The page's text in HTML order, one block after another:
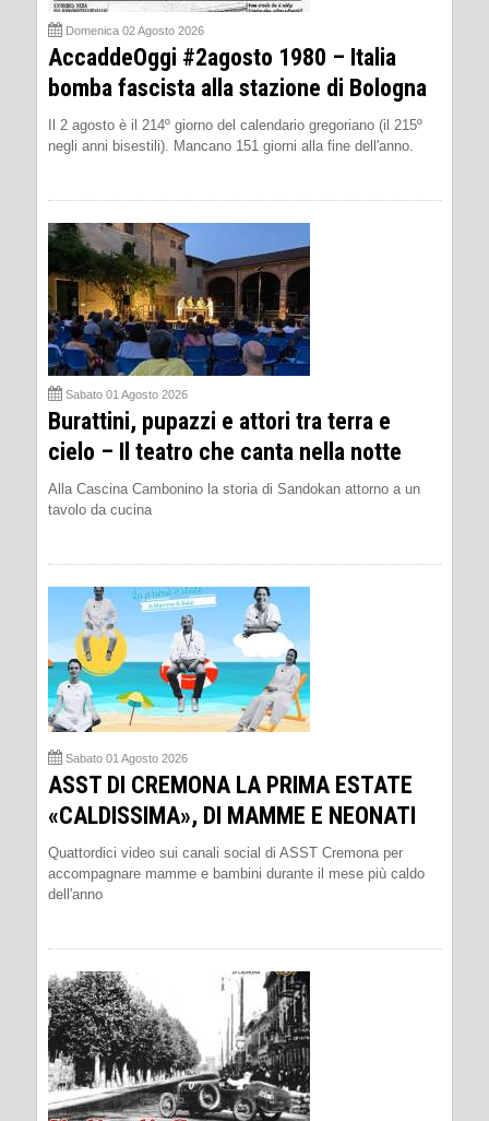
Domenica 02 Agosto 2026
AccaddeOggi #2agosto 1980 – Italia
bomba fascista alla stazione di Bologna
Il 2 agosto è il 214º giorno del calendario gregoriano (il 215º
negli anni bisestili). Mancano 151 giorni alla fine dell'anno.
Sabato 01 Agosto 2026
Burattini, pupazzi e attori tra terra e
cielo – Il teatro che canta nella notte
Alla Cascina Cambonino la storia di Sandokan attorno a un
tavolo da cucina
Sabato 01 Agosto 2026
ASST DI CREMONA LA PRIMA ESTATE
«CALDISSIMA», DI MAMME E NEONATI
Quattordici video sui canali social di ASST Cremona per
accompagnare mamme e bambini durante il mese più caldo
dell'anno